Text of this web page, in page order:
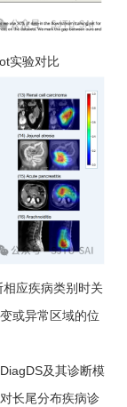
实验对比
应疾病类别时关
或异常区域的位
及其诊断模
长尾分布疾病诊